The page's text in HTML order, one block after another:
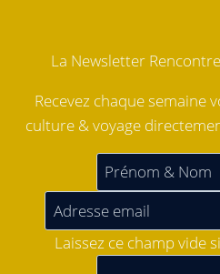
La Newsletter
Recevez chaque semaine
culture & voyage
Laissez ce champ vide